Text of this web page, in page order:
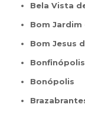
Bela Vista
Bom
Bom Jesus
Bonfinópolis
Bonópolis